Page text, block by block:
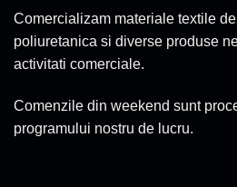
Comercializam materiale textile
poliuretanica si diverse produse
activitati comerciale.
Comenzile din weekend sunt
programului nostru de lucru.